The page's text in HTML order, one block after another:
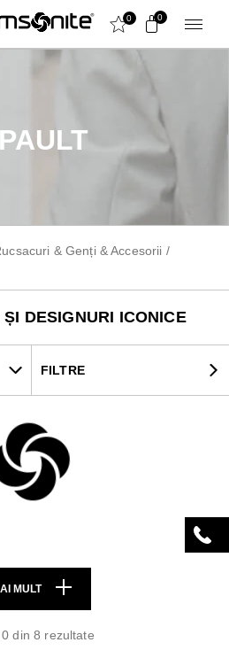
0 0
& Genți & Accesorii /
DESIGNURI ICONICE
FILTRE
MULT
din 8 rezultate